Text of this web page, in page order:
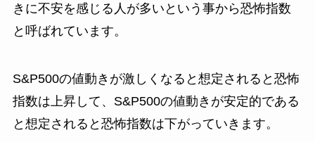
きに不安を感じる人が多いという事から恐怖指数
と呼ばれています。
S&P500の値動きが激しくなると想定されると恐怖
指数は上昇して、S&P500の値動きが安定的である
と想定されると恐怖指数は下がっていきます。